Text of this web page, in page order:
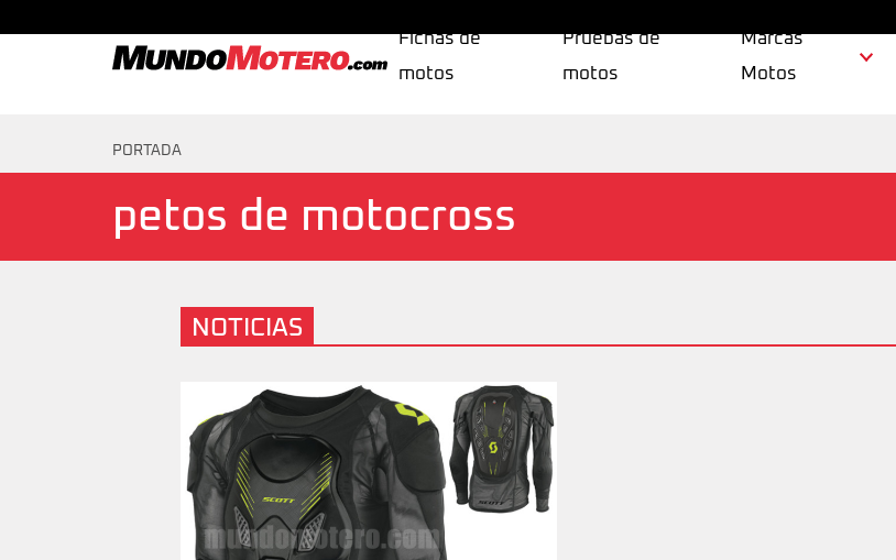
Fichas de
motos
Pruebas de
motos
Marcas
Motos
PORTADA
petos de motocross
NOTICIAS